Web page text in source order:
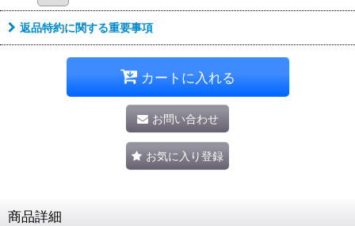
返品特約に関する重要事項
カートに入れる
お問い合わせ
お気に入り登録
商品詳細